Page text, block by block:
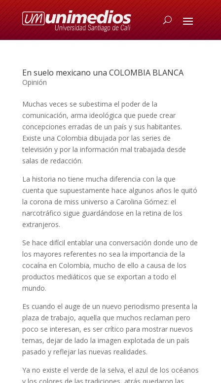
En suelo mexicano una COLOMBIA BLANCA
Opinión
Muchas veces se subestima el poder de la
comunicación, arma ideológica que puede crear
concepciones erradas de un país y sus habitantes.
Existe una Colombia dibujada por las series de
televisión y por la información mal trabajada desde
salas de redacción.
La historia no tiene mucha diferencia con la que
cuenta que supuestamente hace algunos años le quitó
la corona de miss universo a Carolina Gómez: el
narcotráfico sigue guardándose en la retina de los
extranjeros.
Se hace difícil entablar una conversación donde uno de
los mayores referentes no sea la importancia de la
cocaína en Colombia, mucho de ello a causa de los
productos mediáticos que se exportan a todo el
mundo.
Es cuando el auge de un nuevo periodismo presenta la
plaza de trabajo, aquella que muchos reclaman pero
poco se interesan, es ser crítico para mostrar nuevos
temas, dejar de lado la imagen explotada de un país
pasado y reflejar las nuevas realidades.
Ya no existe el verde de la selva, el azul de los océanos